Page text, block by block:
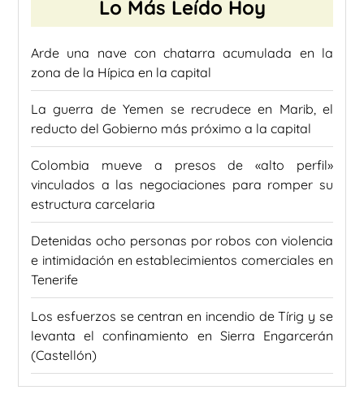
Lo Más Leído Hoy
Arde una nave con chatarra acumulada en la
zona de la Hípica en la capital
La guerra de Yemen se recrudece en Marib, el
reducto del Gobierno más próximo a la capital
Colombia mueve a presos de «alto perfil»
vinculados a las negociaciones para romper su
estructura carcelaria
Detenidas ocho personas por robos con violencia
e intimidación en establecimientos comerciales en
Tenerife
Los esfuerzos se centran en incendio de Tírig y se
levanta el confinamiento en Sierra Engarcerán
(Castellón)